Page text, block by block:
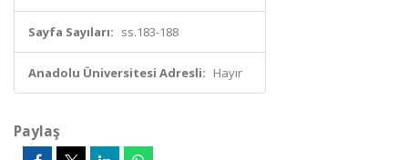
Sayfa Sayıları: ss.183-188
Anadolu Üniversitesi Adresli: Hayır
Paylaş